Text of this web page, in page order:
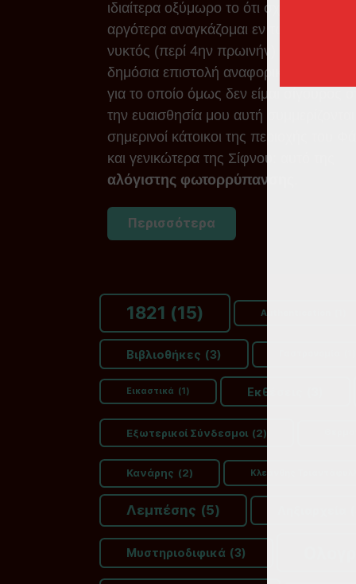
ιδιαίτερα οξύμωρο το ότι σχεδόν 50
αργότερα αναγκάζομαι εν τω μέσω της
νυκτός (περί 4ην πρωινήν) να συντάσσω
δημόσια επιστολή αναφορικά με ένα
για το οποίο όμως δεν είμαι σίγουρος ότι
την ευαισθησία μου αυτή συμμερίζονται
σημερινοί κάτοικοι της περιοχής του
και γενικώτερα της Σίφνου: αυτό της
αλόγιστης φωτορρύπανσης
Περισσότερα
1821 (15) Authentication
Βιβλιοθήκες (3)
Εικαστικά (1) Εκθέσεις
Εξωτερικοί Σύνδεσμοι (2)
Κανάρης (2) Κλεάνθης
Λεμπέσης (5)
Μυστηριοδιφικά (3)